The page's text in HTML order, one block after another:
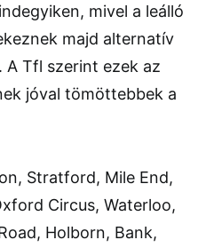
mivel a leálló
majd alternatív
A Tfl szerint ezek az
jóval tömöttebbek a
Stratford, Mile End,
Circus, Waterloo,
Holborn, Bank,